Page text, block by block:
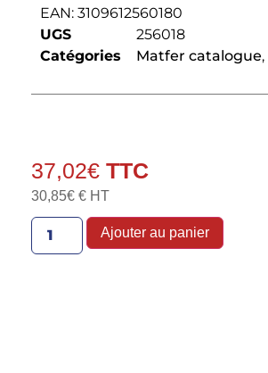
EAN: 3109612560180
UGS
256018
Catégories
Matfer catalogue,
37,02€
30,85€€ HT
Ajouter au panier